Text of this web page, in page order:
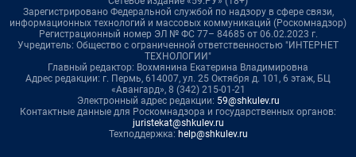
Зарегистрировано Федеральной службой по надзору в сфере связи,
информационных технологий и массовых коммуникаций (Роскомнадзор)
Регистрационный номер ЭЛ № ФС 77– 84685 от 06.02.2023 г.
Учредитель: Общество с ограниченной ответственностью "ИНТЕРНЕТ
ТЕХНОЛОГИИ"
Главный редактор: Вохмянина Екатерина Владимировна
Адрес редакции: г. Пермь, 614007, ул. 25 Октября д. 101, 6 этаж, БЦ
«Авангард», 8 (342) 215-01-21
Электронный адрес редакции: 59@shkulev.ru
Контактные данные для Роскомнадзора и государственных органов:
juristekat@shkulev.ru
Техподдержка: help@shkulev.ru